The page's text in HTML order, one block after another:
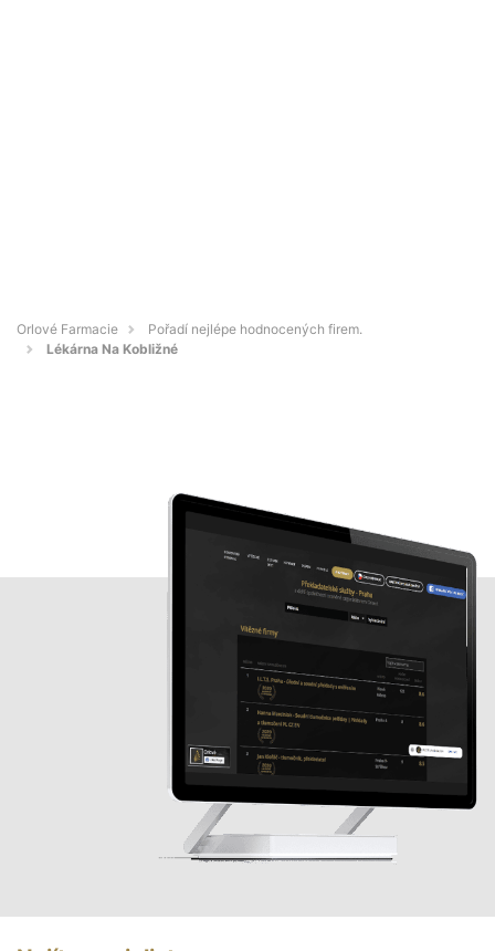
Orlové Farmacie
Pořadí nejlépe hodnocených firem.
Lékárna Na Kobližné